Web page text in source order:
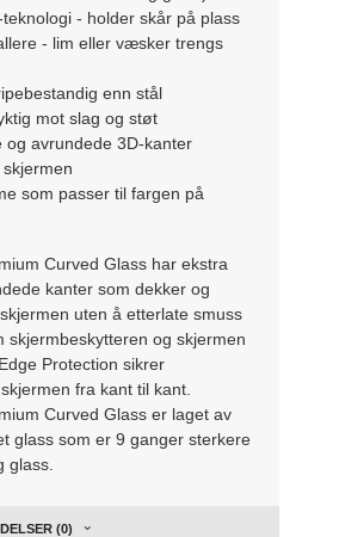
- holder skår på plass
- lim eller væsker trengs
enn stål
mot slag og støt
og avrundede 3D-kanter
som passer til fargen på
Curved Glass har ekstra
kanter som dekker og
uten å etterlate smuss
skjermbeskytteren og skjermen
Protection sikrer
fra kant til kant.
Curved Glass er laget av
glass som er 9 ganger sterkere
glass.
(0)